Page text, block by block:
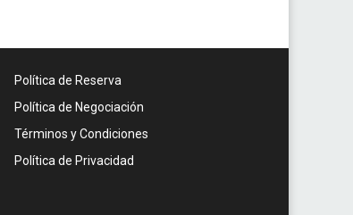
Política de Reserva
Política de Negociación
Términos y Condiciones
Política de Privacidad